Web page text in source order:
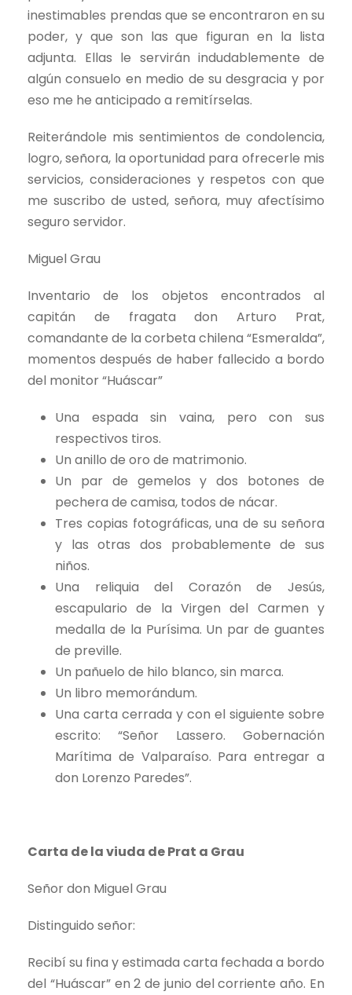
inestimables prendas que se encontraron en su
poder, y que son las que figuran en la lista
adjunta. Ellas le servirán indudablemente de
algún consuelo en medio de su desgracia y por
eso me he anticipado a remitírselas.
Reiterándole mis sentimientos de condolencia,
logro, señora, la oportunidad para ofrecerle mis
servicios, consideraciones y respetos con que
me suscribo de usted, señora, muy afectísimo
seguro servidor.
Miguel Grau
Inventario de los objetos encontrados al
capitán de fragata don Arturo Prat,
comandante de la corbeta chilena “Esmeralda”,
momentos después de haber fallecido a bordo
del monitor “Huáscar”
Una espada sin vaina, pero con sus
respectivos tiros.
Un anillo de oro de matrimonio.
Un par de gemelos y dos botones de
pechera de camisa, todos de nácar.
Tres copias fotográficas, una de su señora
y las otras dos probablemente de sus
niños.
Una reliquia del Corazón de Jesús,
escapulario de la Virgen del Carmen y
medalla de la Purísima. Un par de guantes
de preville.
Un pañuelo de hilo blanco, sin marca.
Un libro memorándum.
Una carta cerrada y con el siguiente sobre
escrito: “Señor Lassero. Gobernación
Marítima de Valparaíso. Para entregar a
don Lorenzo Paredes”.
Carta de la viuda de Prat a Grau
Señor don Miguel Grau
Distinguido señor:
Recibí su fina y estimada carta fechada a bordo
del “Huáscar” en 2 de junio del corriente año. En